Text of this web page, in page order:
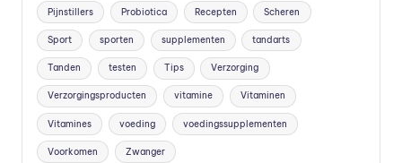
Pijnstillers Probiotica Recepten Scheren
Sport sporten supplementen tandarts
Tanden testen Tips Verzorging
Verzorgingsproducten vitamine Vitaminen
Vitamines voeding voedingssupplementen
Voorkomen Zwanger